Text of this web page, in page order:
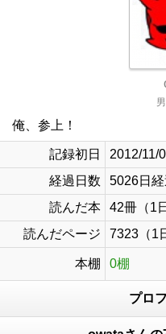
男
俺、参上！
記録初日
2012/11/
経過日数
5026日経
読んだ本
42冊（1
読んだページ
7323（1
本棚 0棚
プロ